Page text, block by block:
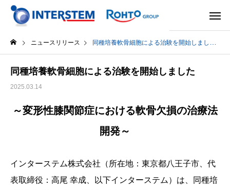
ニュースリリース 同種培養軟骨細胞による治験を開始しました
同種培養軟骨細胞による治験を開始しました
2025.03.14
～変形性膝関節症における軟骨欠損の治療法
開発～
インターステム株式会社（所在地：東京都八王子市、代
表取締役：高尾 幸成、以下インターステム）は、同種培